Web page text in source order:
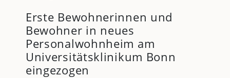
Erste Bewohnerinnen und
Bewohner in neues
Personalwohnheim am
Universitätsklinikum Bonn
eingezogen